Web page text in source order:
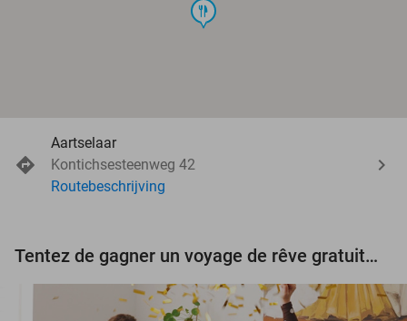
food
Aartselaar
Kontichsesteenweg 42
Routebeschrijving
Tentez de gagner un voyage de rêve gratuit d'une valeur de 3.000 € !